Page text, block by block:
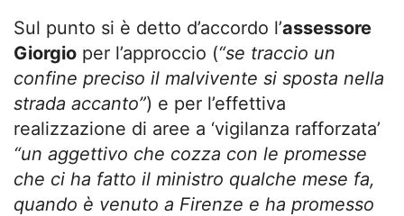
Sul punto si è detto d’accordo l’assessore
Giorgio per l’approccio (“se traccio un
confine preciso il malvivente si sposta nella
strada accanto”) e per l’effettiva
realizzazione di aree a ‘vigilanza rafforzata’
“un aggettivo che cozza con le promesse
che ci ha fatto il ministro qualche mese fa,
quando è venuto a Firenze e ha promesso